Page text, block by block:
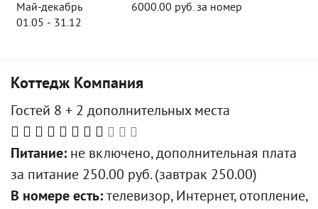
Май-декабрь
01.05 - 31.12
6000.00 руб. за номер
Коттедж Компания
Гостей 8 + 2 дополнительных места
Питание: не включено, дополнительная плата
за питание 250.00 руб. (завтрак 250.00)
В номере есть: телевизор, Интернет, отопление,